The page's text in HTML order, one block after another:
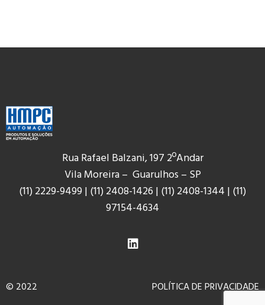
Rua Rafael Balzani, 197 2ºAndar
Vila Moreira – Guarulhos – SP
(11) 2229-9499| (11) 2408-1426 | (11) 2408-1344 | (11)
97154-4634
© 2022 POLÍTICA DE PRIVACIDADE